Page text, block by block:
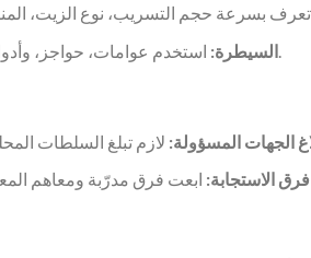
السيطرة:استخدم عوامات، حواجز، وأدوات تانية علشان تمنع انتشار الزيت.
الجهات المسؤولة:
الاستجابة: